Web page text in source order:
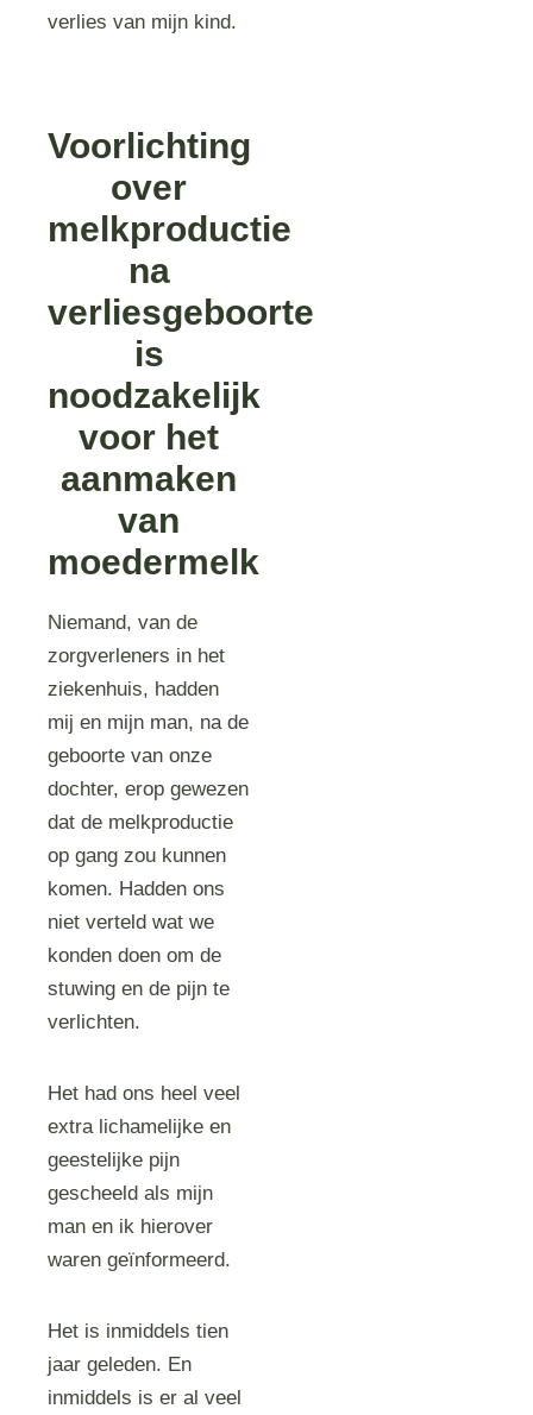
verlies van mijn kind.
Voorlichting
over
melkproductie
na
verliesgeboorte
is
noodzakelijk
voor het
aanmaken
van
moedermelk
Niemand, van de
zorgverleners in het
ziekenhuis, hadden
mij en mijn man, na de
geboorte van onze
dochter, erop gewezen
dat de melkproductie
op gang zou kunnen
komen. Hadden ons
niet verteld wat we
konden doen om de
stuwing en de pijn te
verlichten.
Het had ons heel veel
extra lichamelijke en
geestelijke pijn
gescheeld als mijn
man en ik hierover
waren geïnformeerd.
Het is inmiddels tien
jaar geleden. En
inmiddels is er al veel